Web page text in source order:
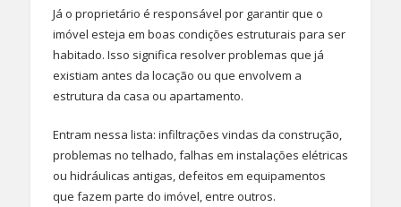
Já o proprietário é responsável por garantir que o
imóvel esteja em boas condições estruturais para ser
habitado. Isso significa resolver problemas que já
existiam antes da locação ou que envolvem a
estrutura da casa ou apartamento.
Entram nessa lista: infiltrações vindas da construção,
problemas no telhado, falhas em instalações elétricas
ou hidráulicas antigas, defeitos em equipamentos
que fazem parte do imóvel, entre outros.